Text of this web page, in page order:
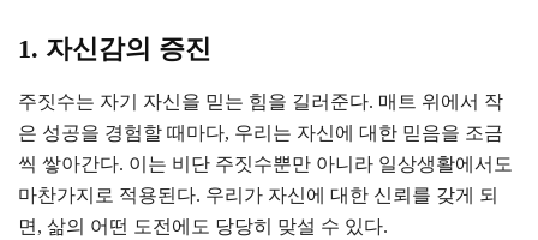
1. 자신감의 증진
주짓수는 자기 자신을 믿는 힘을 길러준다. 매트 위에서 작
은 성공을 경험할 때마다, 우리는 자신에 대한 믿음을 조금
씩 쌓아간다. 이는 비단 주짓수뿐만 아니라 일상생활에서도
마찬가지로 적용된다. 우리가 자신에 대한 신뢰를 갖게 되
면, 삶의 어떤 도전에도 당당히 맞설 수 있다.